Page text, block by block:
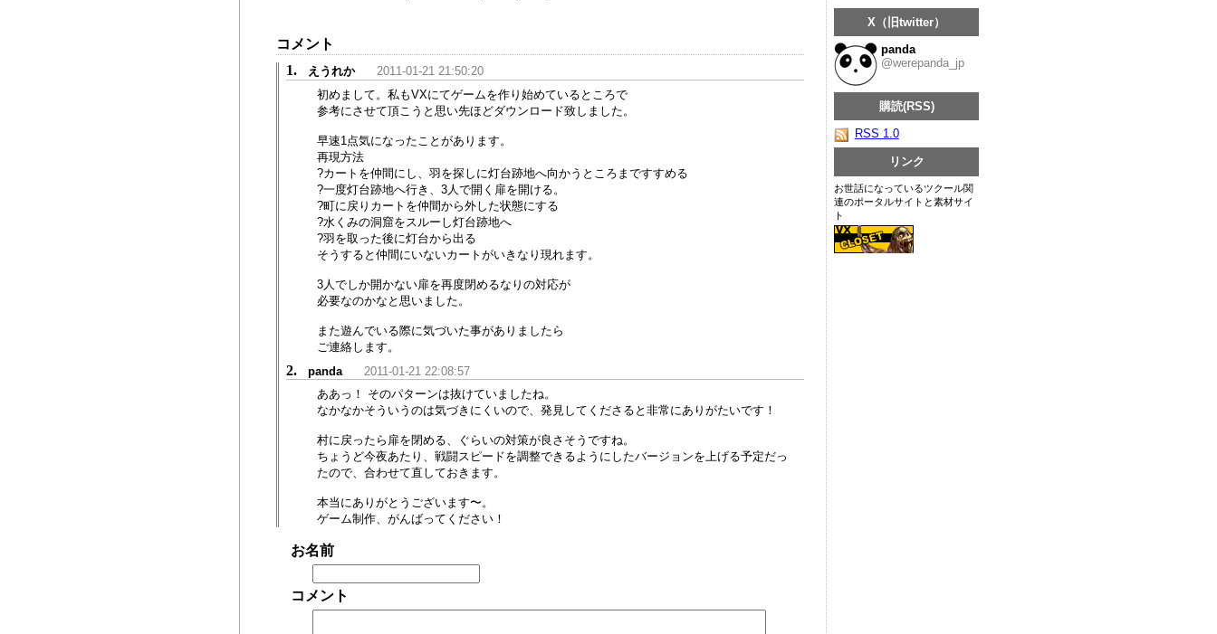
コメント
1.
えうれか
2011-01-21 21:50:20
初めまして。私もVXにてゲームを作り始めているところで
参考にさせて頂こうと思い先ほどダウンロード致しました。
早速1点気になったことがあります。
再現方法
?カートを仲間にし、羽を探しに灯台跡地へ向かうところまですすめる
?一度灯台跡地へ行き、3人で開く扉を開ける。
?町に戻りカートを仲間から外した状態にする
?水くみの洞窟をスルーし灯台跡地へ
?羽を取った後に灯台から出る
そうすると仲間にいないカートがいきなり現れます。
3人でしか開かない扉を再度閉めるなりの対応が
必要なのかなと思いました。
また遊んでいる際に気づいた事がありましたら
ご連絡します。
2. panda
2011-01-21 22:08:57
ああっ！ そのパターンは抜けていましたね。
なかなかそういうのは気づきにくいので、発見してくださると非常にありがたいです！
村に戻ったら扉を閉める、ぐらいの対策が良さそうですね。
ちょうど今夜あたり、戦闘スピードを調整できるようにしたバージョンを上げる予定だっ
たので、合わせて直しておきます。
本当にありがとうございます〜。
ゲーム制作、がんばってください！
お名前
コメント
X（旧twitter）
panda
@werepanda_jp
購読(RSS)
RSS 1.0
リンク
お世話になっているツクール関
連のポータルサイトと素材サイ
ト